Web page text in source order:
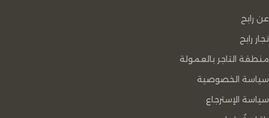
عن رابح
تجار رابح
منطقة التاجر بالعمولة
سياسة الخصوصية
سياسة الإسترجاع